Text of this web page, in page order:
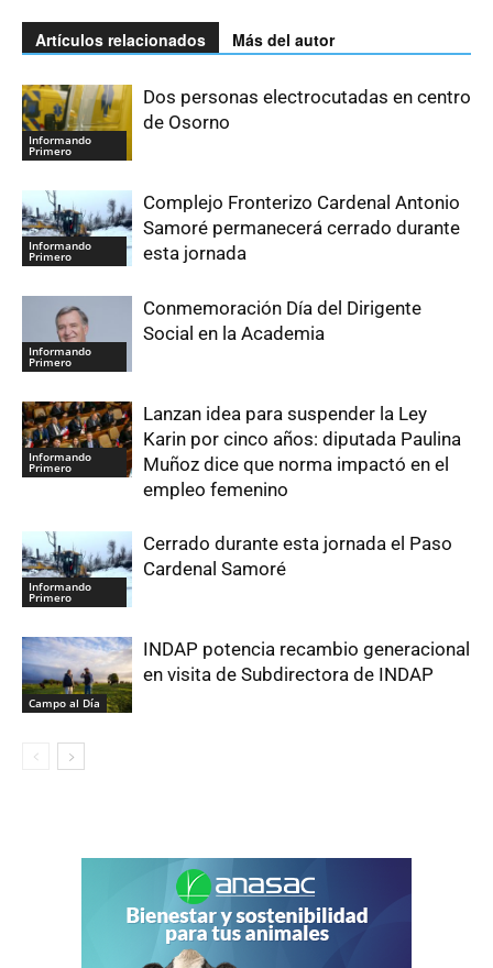
Artículos relacionados Más del autor
Informando
Primero
Dos personas electrocutadas en centro
de Osorno
Informando
Primero
Complejo Fronterizo Cardenal Antonio
Samoré permanecerá cerrado durante
esta jornada
Informando
Primero
Conmemoración Día del Dirigente
Social en la Academia
Informando
Primero
Lanzan idea para suspender la Ley
Karin por cinco años: diputada Paulina
Muñoz dice que norma impactó en el
empleo femenino
Informando
Primero
Cerrado durante esta jornada el Paso
Cardenal Samoré
Campo al Día
INDAP potencia recambio generacional
en visita de Subdirectora de INDAP